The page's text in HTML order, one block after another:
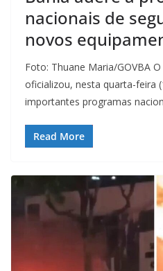
nacionais de
novos
Foto: Thuane Maria/GOVBA
oficializou, nesta quarta-feira
importantes programas
Read More